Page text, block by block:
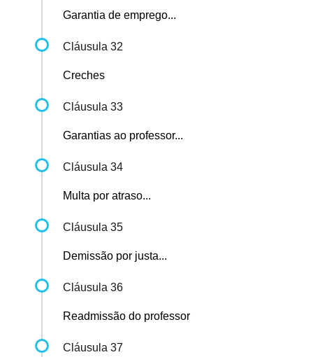
Garantia de emprego...
Cláusula 32
Creches
Cláusula 33
Garantias ao professor...
Cláusula 34
Multa por atraso...
Cláusula 35
Demissão por justa...
Cláusula 36
Readmissão do professor
Cláusula 37